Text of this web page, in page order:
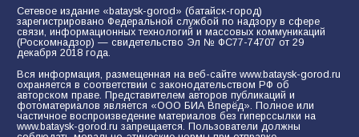
Сетевое издание «bataysk-gorod» (батайск-город)
зарегистрировано Федеральной службой по надзору в сфере
связи, информационных технологий и массовых коммуникаций
(Роскомнадзор) — свидетельство Эл № ФС77-74707 от 29
декабря 2018 года.
Вся информация, размещенная на веб-сайте www.bataysk-gorod.ru
охраняется в соответствии с законодательством РФ об
авторском праве. Представителем авторов публикаций и
фотоматериалов является «ООО БИА Вперёд». Полное или
частичное воспроизведение материалов без гиперссылки на
www.bataysk-gorod.ru запрещается. Пользователи должны